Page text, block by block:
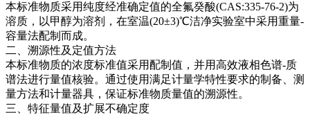
本标准物质采用纯度经准确定值的全氟癸酸(CAS:335-76-2)为
溶质，以甲醇为溶剂，在室温(20±3)℃洁净实验室中采用重量-
容量法配制而成。
二、溯源性及定值方法
本标准物质的浓度标准值采用配制值，并用高效液相色谱-质
谱法进行量值核验。通过使用满足计量学特性要求的制备、测
量方法和计量器具，保证标准物质量值的溯源性。
三、特征量值及扩展不确定度